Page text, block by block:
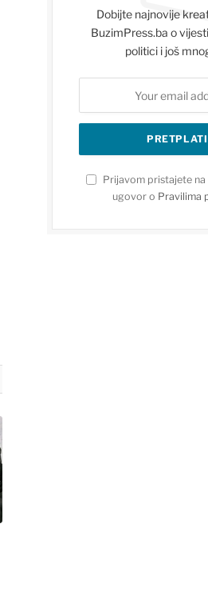
Dobijte najnovije
BuzimPress.ba o
politici i još
Prijavom pristajete na
ugovor o Pravilima